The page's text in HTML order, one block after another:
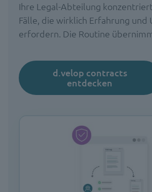
Ihre Legal-Abteilung
Fälle, die wirklich Erfahrung und
erfordern. Die Routine
d.velop contracts
entdecken